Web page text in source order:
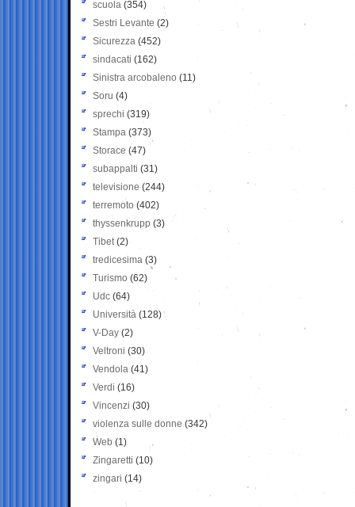
scuola (354)
Sestri Levante (2)
Sicurezza (452)
sindacati (162)
Sinistra arcobaleno (11)
Soru (4)
sprechi (319)
Stampa (373)
Storace (47)
subappalti (31)
televisione(244)
terremoto (402)
thyssenkrupp (3)
Tibet(2)
tredicesima (3)
Turismo (62)
Udc (64)
Università (128)
V-Day (2)
Veltroni (30)
Vendola (41)
Verdi (16)
Vincenzi (30)
violenza sulle donne (342)
Web (1)
Zingaretti (10)
zingari (14)